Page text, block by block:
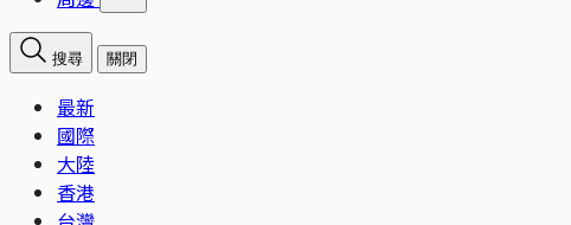
搜尋 關閉
最新
國際
大陸
香港